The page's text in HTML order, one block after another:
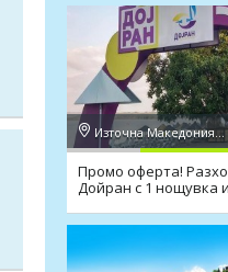
Източна Македония, Дойран
Промо оферта!
Дойран с 1 нощувка